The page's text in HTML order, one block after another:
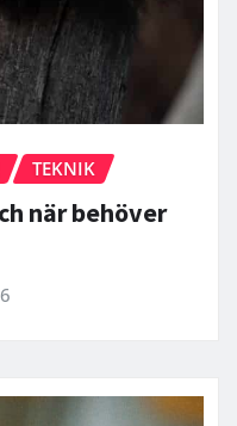
TEKNIK
när behöver